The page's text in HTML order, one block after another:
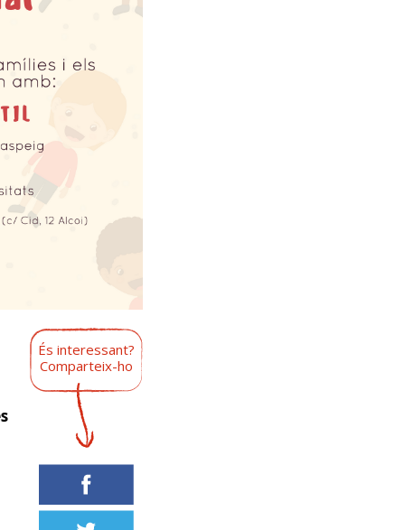
És interessant?
Comparteix-ho